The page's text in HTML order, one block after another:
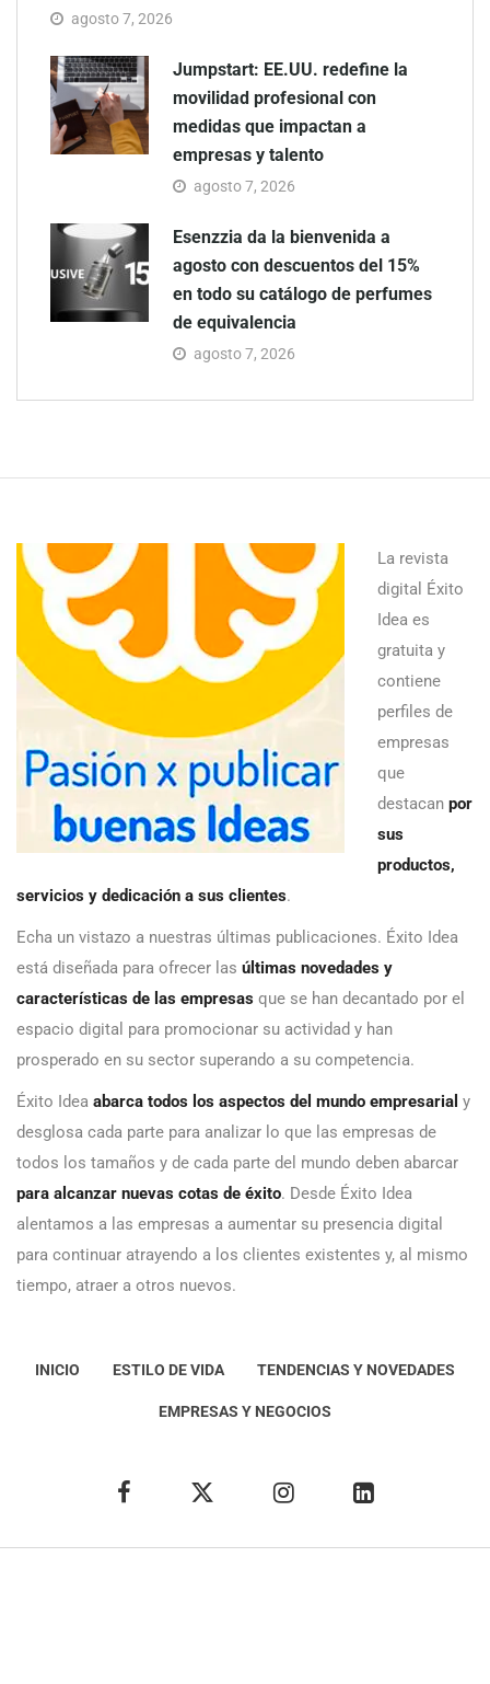
agosto 7, 2026
Jumpstart: EE.UU. redefine la
movilidad profesional con
medidas que impactan a
empresas y talento
agosto 7, 2026
Esenzzia da la bienvenida a
agosto con descuentos del 15%
en todo su catálogo de perfumes
de equivalencia
agosto 7, 2026
La revista
digital Éxito
Idea es
gratuita y
contiene
perfiles de
empresas
que
destacan por
sus
productos,
servicios y dedicación a sus clientes.
Echa un vistazo a nuestras últimas publicaciones. Éxito Idea
está diseñada para ofrecer las últimas novedades y
características de las empresas que se han decantado por el
espacio digital para promocionar su actividad y han
prosperado en su sector superando a su competencia.
Éxito Idea abarca todos los aspectos del mundo empresarial y
desglosa cada parte para analizar lo que las empresas de
todos los tamaños y de cada parte del mundo deben abarcar
para alcanzar nuevas cotas de éxito. Desde Éxito Idea
alentamos a las empresas a aumentar su presencia digital
para continuar atrayendo a los clientes existentes y, al mismo
tiempo, atraer a otros nuevos.
INICIO ESTILO DE VIDA TENDENCIAS Y NOVEDADES
EMPRESAS Y NEGOCIOS